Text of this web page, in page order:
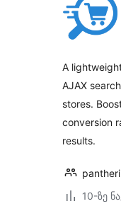
A
AJAX
stores.
conversion
results.
10-ზე